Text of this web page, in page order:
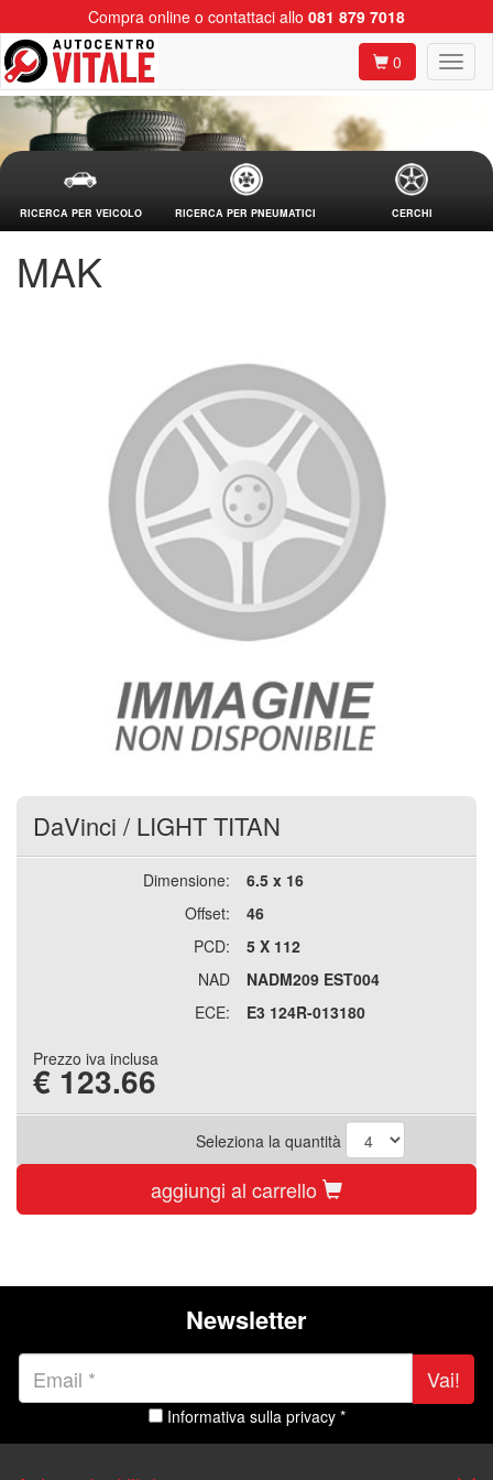
Compra online o contattaci allo 081 879 7018
0
RICERCA PER VEICOLO RICERCA PER PNEUMATICI CERCHI
MAK
DaVinci / LIGHT TITAN
Dimensione:
6.5 x 16
Offset:
46
PCD:
5 X 112
NAD
NADM209 EST004
ECE:
E3 124R-013180
Prezzo iva inclusa
€ 123.66
Seleziona la quantità
aggiungi al carrello
Newsletter
Vai!
Informativa sulla privacy *